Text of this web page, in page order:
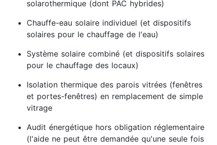
solarothermique (dont PAC hybrides)
Chauffe-eau solaire individuel (et dispositifs
solaires pour le chauffage de l'eau)
Système solaire combiné (et dispositifs solaires
pour le chauffage des locaux)
Isolation thermique des parois vitrées (fenêtres
et portes-fenêtres) en remplacement de simple
vitrage
Audit énergétique hors obligation réglementaire
(l'aide ne peut être demandée qu'une seule fois